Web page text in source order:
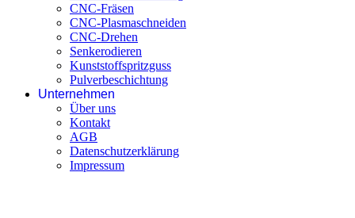
CNC-Fräsen
CNC-Plasmaschneiden
CNC-Drehen
Senkerodieren
Kunststoffspritzguss
Pulverbeschichtung
Unternehmen
Über uns
Kontakt
AGB
Datenschutzerklärung
Impressum